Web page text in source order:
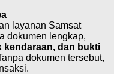
layanan Samsat
dokumen lengkap,
kendaraan, dan bukti
dokumen tersebut,